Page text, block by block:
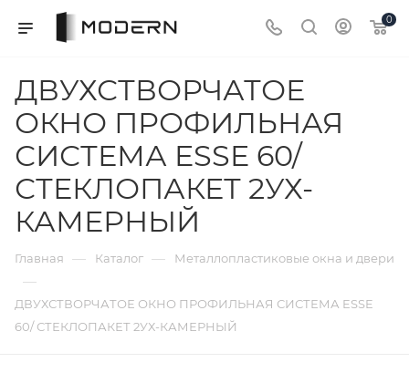
0
ДВУХСТВОРЧАТОЕ
ОКНО ПРОФИЛЬНАЯ
СИСТЕМА ESSE 60/
СТЕКЛОПАКЕТ 2УХ-
КАМЕРНЫЙ
Главная — Каталог — Металлопластиковые окна и двери
—
ДВУХСТВОРЧАТОЕ ОКНО ПРОФИЛЬНАЯ СИСТЕМА ESSE
60/ СТЕКЛОПАКЕТ 2УХ-КАМЕРНЫЙ